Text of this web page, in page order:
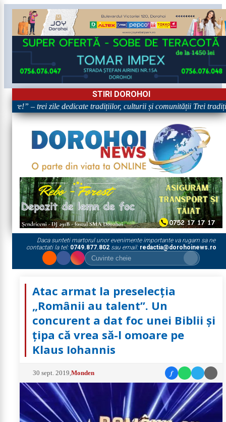
STIRI DOROHOI
– trei zile dedicate tradițiilor, culturii și comunității Trei
Daca sunteti martorul unor evenimente importante va rugam sa ne
contactati la tel: 0749.877.802sau email: redactia@dorohoinews.ro
Atac armat la preselecţia
„Românii au talent”. Un
concurent a dat foc unei Biblii și
țipa că vrea să-l omoare pe
Klaus Iohannis
30 sept. 2019 ,Monden f